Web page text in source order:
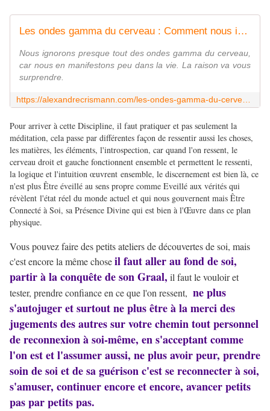
Les ondes gamma du cerveau : Comment nous influencent-elles ?
Nous ignorons presque tout des ondes gamma du cerveau,
car nous en manifestons peu dans la vie. La raison va vous
surprendre.
Pour arriver à cette Discipline, il faut pratiquer et pas seulement la
méditation, cela passe par différentes façon de ressentir aussi les choses,
les matières, les éléments, l'introspection, car quand l'on ressent, le
cerveau droit et gauche fonctionnent ensemble et permettent le ressenti,
la logique et l'intuition œuvrent ensemble, le discernement est bien là, ce
n'est plus Être éveillé au sens propre comme Eveillé aux vérités qui
révèlent l'état réel du monde actuel et qui nous gouvernent mais Être
Connecté à Soi, sa Présence Divine qui est bien à l'Œuvre dans ce plan
physique.
Vous pouvez faire des petits ateliers de découvertes de soi, mais
c'est encore la même choseil faut aller au fond de soi,
partir à la conquête de son Graal, il faut le vouloir et
tester, prendre confiance en ce que l'on ressent, ne plus
s'autojuger et surtout ne plus être à la merci des
jugements des autres sur votre chemin tout personnel
de reconnexion à soi-même, en s'acceptant comme
l'on est et l'assumer aussi, ne plus avoir peur, prendre
soin de soi et de sa guérison c'est se reconnecter à soi,
s'amuser, continuer encore et encore, avancer petits
pas par petits pas.